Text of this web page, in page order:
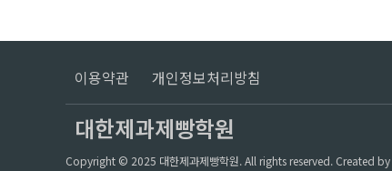
이용약관 개인정보처리방침
대한제과제빵학원
Copyright © 2025 대한제과제빵학원. All rights reserved. Created by